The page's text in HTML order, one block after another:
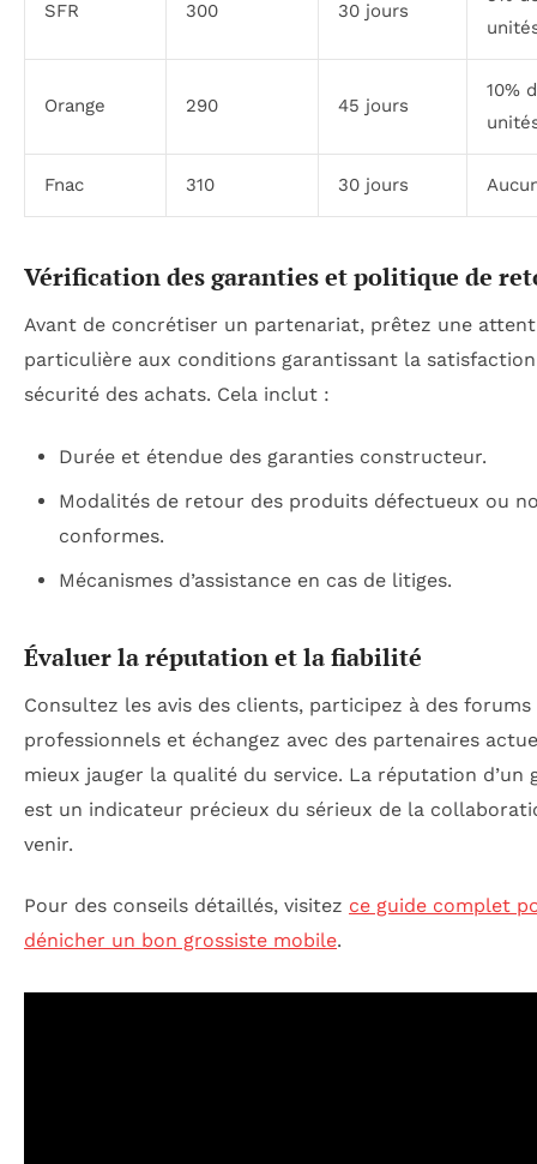
SFR 300 30 jours
Orange 290 45 jours
10%
Fnac 310 30 jours
Vérification des garanties et politique de
Avant de concrétiser un partenariat, prêtez une
particulière aux conditions garantissant la
sécurité des achats. Cela inclut :
Durée et étendue des garanties constructeur.
Modalités de retour des produits défectueux ou
conformes.
Mécanismes d’assistance en cas de litiges.
Évaluer la réputation et la fiabilité
Consultez les avis des clients, participez à des forums
professionnels et échangez avec des partenaires
mieux jauger la qualité du service. La réputation d’un
est un indicateur précieux du sérieux de la
venir.
Pour des conseils détaillés, visitez ce guide complet
dénicher un bon grossiste mobile.